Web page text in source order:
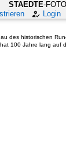
STAEDTE-
Login
des historischen
100 Jahre lang auf